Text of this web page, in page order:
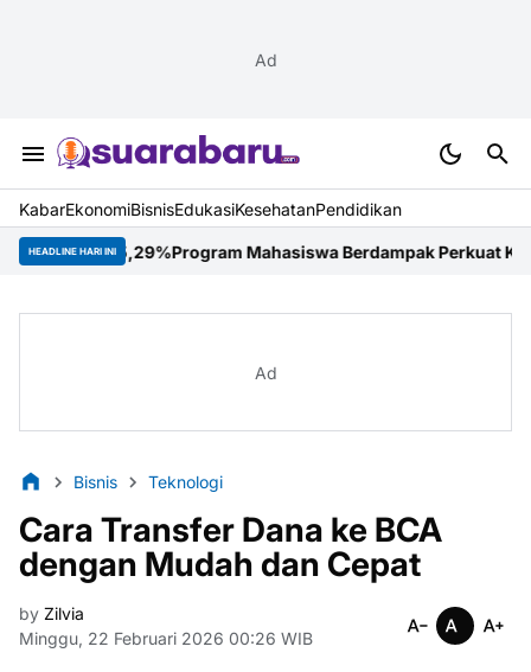
Ad
KabarEkonomiBisnisEdukasiKesehatanPendidikan
HEADLINE HARI INI
5,29%Program Mahasiswa Berdampak Perkuat Kompetensi
Ad
Bisnis Teknologi
Cara Transfer Dana ke BCA
dengan Mudah dan Cepat
by Zilvia
Minggu, 22 Februari 2026 00:26 WIB